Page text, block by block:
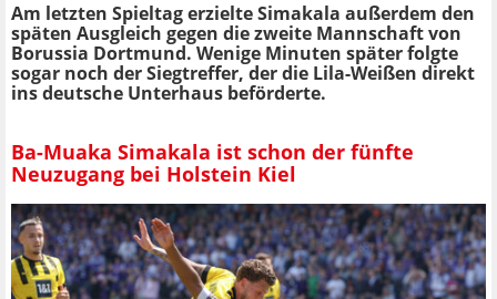
Am letzten Spieltag erzielte Simakala außerdem den
späten Ausgleich gegen die zweite Mannschaft von
Borussia Dortmund. Wenige Minuten später folgte
sogar noch der Siegtreffer, der die Lila-Weißen direkt
ins deutsche Unterhaus beförderte.
Ba-Muaka Simakala ist schon der fünfte
Neuzugang bei Holstein Kiel